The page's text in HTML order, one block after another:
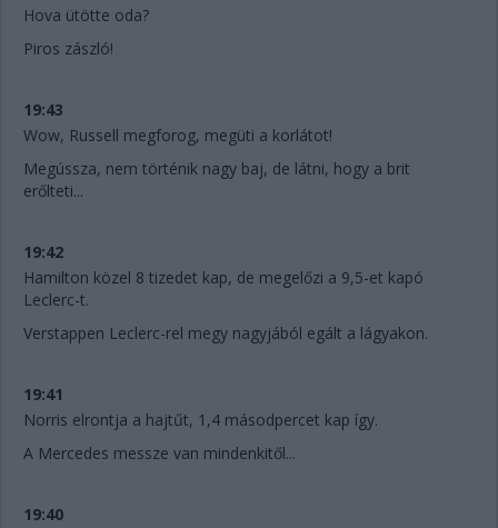
Hova ütötte oda?
Piros zászló!
19:43
Wow, Russell megforog, megüti a korlátot!
Megússza, nem történik nagy baj, de látni, hogy a brit
erőlteti...
19:42
Hamilton közel 8 tizedet kap, de megelőzi a 9,5-et kapó
Leclerc-t.
Verstappen Leclerc-rel megy nagyjából egált a lágyakon.
19:41
Norris elrontja a hajtűt, 1,4 másodpercet kap így.
A Mercedes messze van mindenkitől...
19:40